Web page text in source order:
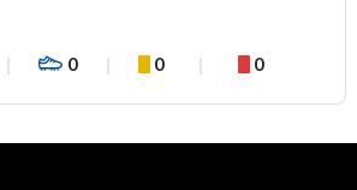
0 0 0